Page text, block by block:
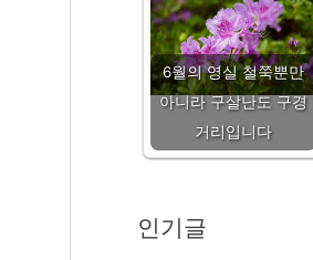
6월의 영실 철쭉뿐만
아니라 구살난도 구경
거리입니다
인기글